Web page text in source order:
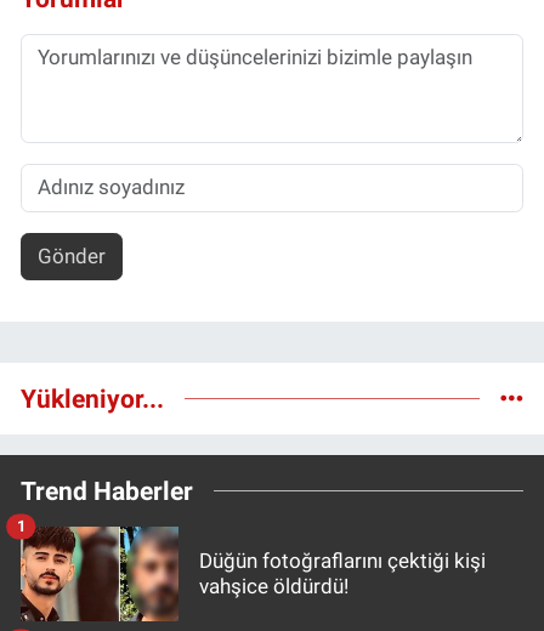
Gönder
Yükleniyor...
Trend Haberler
Düğün fotoğraflarını çektiği kişi
vahşice öldürdü!
1